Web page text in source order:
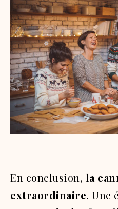
En conclusion, la
extraordinaire. Une